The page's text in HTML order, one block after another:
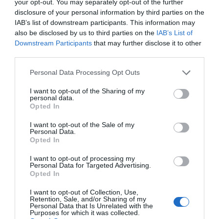
your opt-out. You may separately opt-out of the further
disclosure of your personal information by third parties on the
IAB’s list of downstream participants. This information may
also be disclosed by us to third parties on the IAB’s List of
Downstream Participants that may further disclose it to other
Personal Data Processing Opt Outs
I want to opt-out of the Sharing of my
personal data.
Opted In
I want to opt-out of the Sale of my
Personal Data.
Opted In
I want to opt-out of processing my
Personal Data for Targeted Advertising.
Opted In
I want to opt-out of Collection, Use,
Retention, Sale, and/or Sharing of my
Personal Data that Is Unrelated with the
Purposes for which it was collected.
du Général de GaulleversBoulevard
Joseph Garnier
Continuer sur
Boulevard Joseph
en Afrique du N
Prendreà droitesurRue Trachel 0,1 km
Prendreà gauche
Prendre la bretelle vers
Côte d' Azur/Nice-Ouest
0,4 km
Mathis/Voie Rapide
Prendreà droite
Prendre complètementà gauchesur
Route de Grenoble
35 m
Données cartographiques
©2015 Google, basado en
Autres forfaits
France
01022 Civita VT, Italie
600 km, estimation du
Itinéraire Nice, France à
05100 Montgenèvre,
temps 4 heures 4